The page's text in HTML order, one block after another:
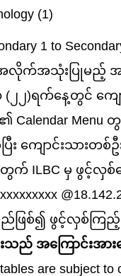
(1)
1 to
အသုံးပြုမည့် အချိ
(၂၂)ရက်နေ့တွင် ကျေ
၏ Calendar Menu
ြီး ကျောင်းသားတစ်
က် ILBC မှ ဖွင့်လှစ်
ည်ဖြစ်၍ ဖွင့်လှစ်ကြ
ည် အကြောင်းအားလ
are subject to